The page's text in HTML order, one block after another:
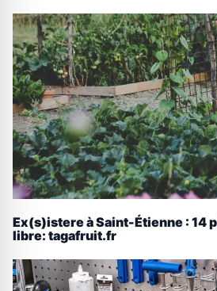
Ex(s)istere à Saint-Étienne : 14
libre: tagafruit.fr